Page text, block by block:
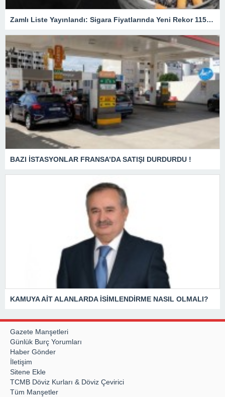
Zamlı Liste Yayınlandı: Sigara Fiyatlarında Yeni Rekor 115 TL
BAZI İSTASYONLAR FRANSA’DA SATIŞI DURDURDU !
KAMUYA AİT ALANLARDA İSİMLENDİRME NASIL OLMALI?
Gazete Manşetleri
Günlük Burç Yorumları
Haber Gönder
İletişim
Sitene Ekle
TCMB Döviz Kurları & Döviz Çevirici
Tüm Manşetler